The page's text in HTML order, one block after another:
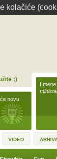
kolačiće
novu
:)
I
VIDEO